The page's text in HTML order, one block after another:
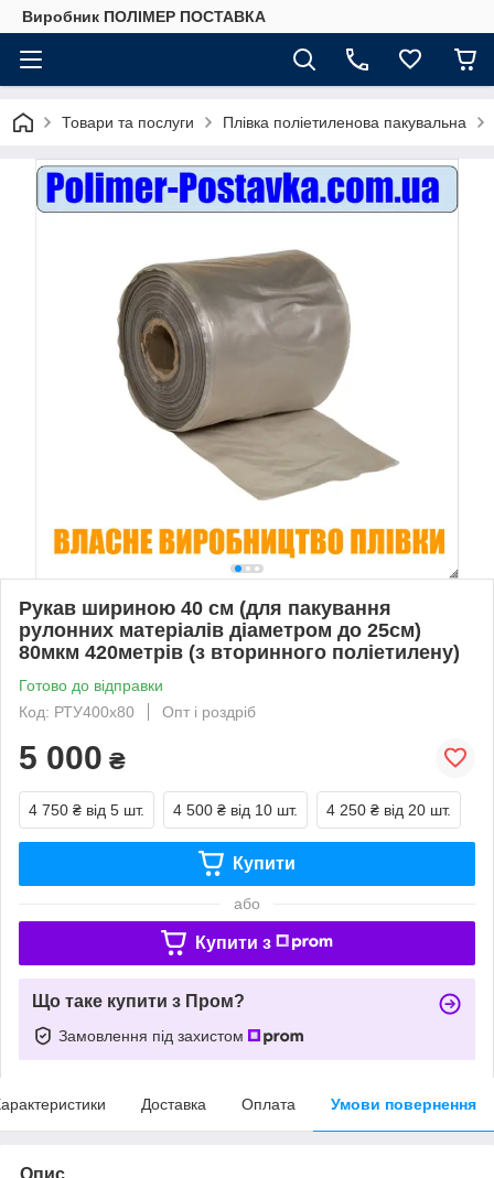
Виробник ПОЛІМЕР ПОСТАВКА
Товари та послуги Плівка поліетиленова пакувальна
Рукав шириною 40 см (для пакування
рулонних матеріалів діаметром до 25см)
80мкм 420метрів (з вторинного поліетилену)
Готово до відправки
Код: РТУ400х80
Опт і роздріб
5 000 ₴
4 750 ₴ від 5 шт. 4 500 ₴ від 10 шт. 4 250 ₴ від 20 шт.
Купити
або
Купити з
Що таке купити з Пром?
Замовлення під захистом
Доставка Оплата Умови повернення
Опис